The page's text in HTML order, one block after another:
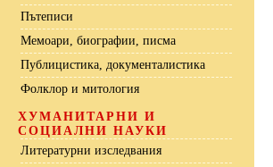
Пътеписи
Мемоари, биографии, писма
Публицистика, документалистика
Фолклор и митология
ХУМАНИТАРНИ И
СОЦИАЛНИ НАУКИ
Литературни изследвания